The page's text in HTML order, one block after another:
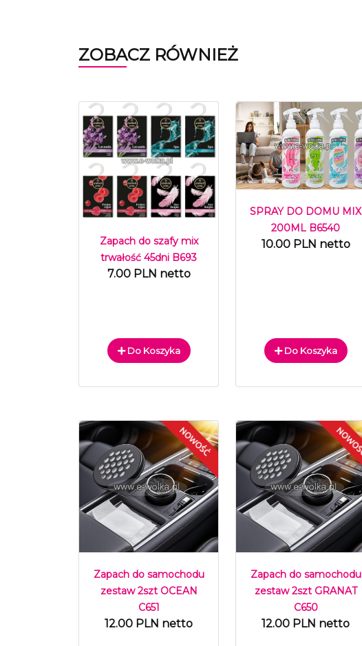
ZOBACZ RÓWNIEŻ
Zapach do szafy mix
trwałość 45dni B693
7.00 PLN netto
Do Koszyka
SPRAY DO DOMU MIX
200ML B6540
10.00 PLN netto
Do Koszyka
Zapach do samochodu
zestaw 2szt OCEAN
C651
12.00 PLN netto
Zapach do samochodu
zestaw 2szt GRANAT
C650
12.00 PLN netto